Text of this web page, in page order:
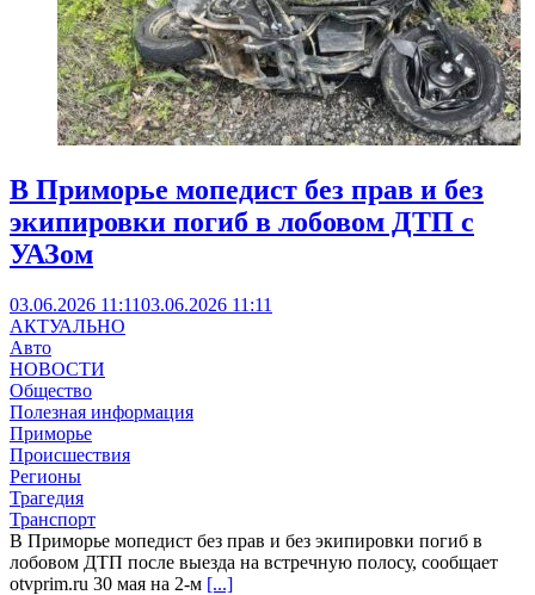
В Приморье мопедист без прав и без
экипировки погиб в лобовом ДТП с
УАЗом
03.06.2026 11:1103.06.2026 11:11
АКТУАЛЬНО
Авто
НОВОСТИ
Общество
Полезная информация
Приморье
Происшествия
Регионы
Трагедия
Транспорт
В Приморье мопедист без прав и без экипировки погиб в
лобовом ДТП после выезда на встречную полосу, сообщает
otvprim.ru 30 мая на 2-м [...]